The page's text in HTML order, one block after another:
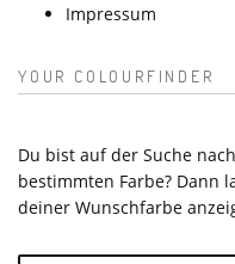
Impressum
YOUR COLOURFINDER
Du bist auf der Suche
bestimmten Farbe? Dann
deiner Wunschfarbe